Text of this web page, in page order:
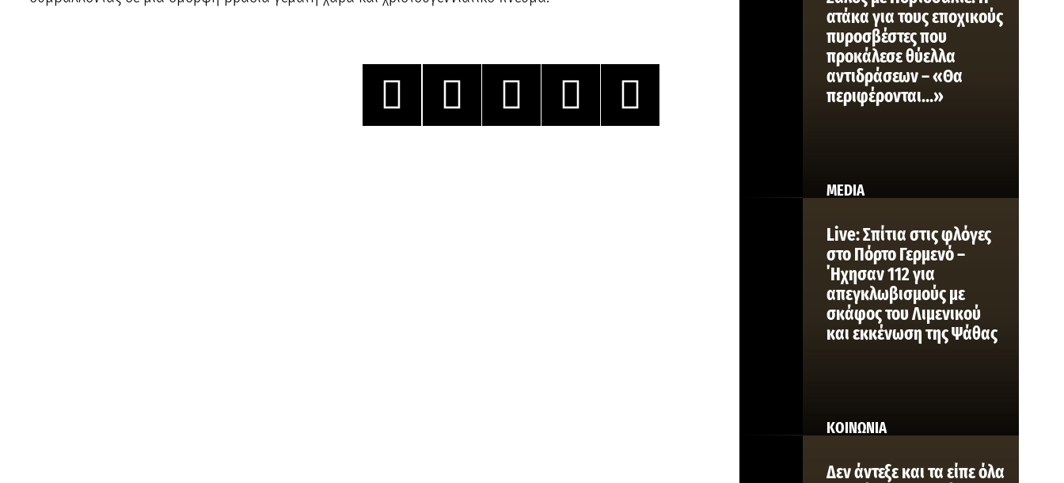
MEDIA
ατάκα για τους εποχικούς
πυροσβέστες που
προκάλεσε θύελλα
αντιδράσεων – «Θα
περιφέρονται…»
ΚΟΙΝΩΝΙΑ
Live: Σπίτια στις φλόγες
στο Πόρτο Γερμενό –
΄Ηχησαν 112 για
απεγκλωβισμούς με
σκάφος του Λιμενικού
και εκκένωση της Ψάθας
Δεν άντεξε και τα είπε όλα